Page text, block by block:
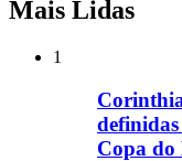
Mais Lidas
1
Copa do